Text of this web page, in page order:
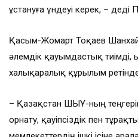
ұстануға үндеуі керек, – деді
Қасым-Жомарт Тоқаев
әлемдік қауымдастық тиімді,
халықаралық құрылым ретінде
– Қазақстан ШЫҰ-ның
орнату, қауіпсіздік пен